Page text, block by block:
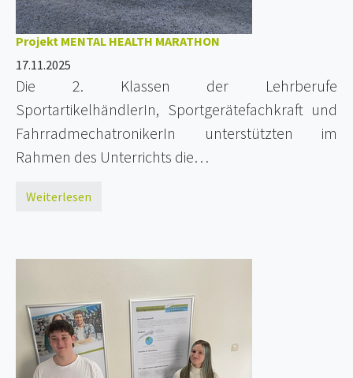
Projekt MENTAL HEALTH MARATHON
17.11.2025
Die 2. Klassen der Lehrberufe
SportartikelhändlerIn, Sportgerätefachkraft und
FahrradmechatronikerIn unterstützten im
Rahmen des Unterrichts die…
Weiterlesen